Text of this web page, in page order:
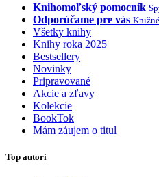
Knihomoľský pomocník
Odporúčame pre vás
Všetky knihy
Knihy roka 2025
Bestsellery
Novinky
Pripravované
Akcie a zľavy
Kolekcie
BookTok
Mám záujem o titul
Top autori